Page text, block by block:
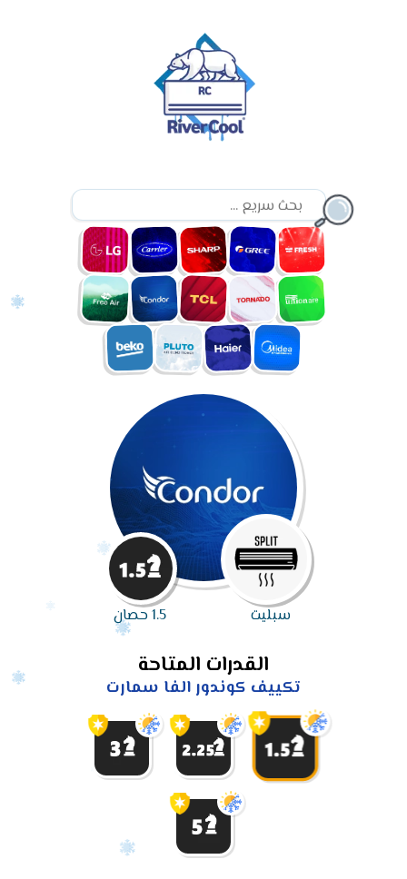
1.5 حصان سبليت
القدرات المتاحة
تكييف كوندور الفا سمارت
تكييف
كوندور
الفا
تكييف
كوندور
الفا
سمارت
2.25
حصان
تكييف
كوندور
الفا
بارد
تكييف
كوندور
الفا